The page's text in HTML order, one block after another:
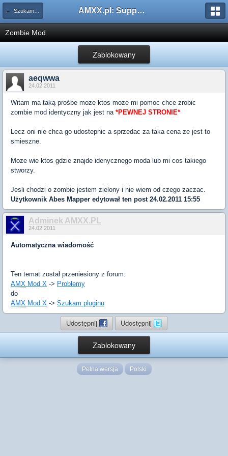
← Szukam pluginu AMXX.pl: Support AMX Mod X i SourceMod
Zombie Mod
Zablokowany
aeqwwa
24.02.2011
Witam ma taką prośbe moze ktos moze mi pomoc chce zrobic
zombie mod identyczny jak jest na *PEWNEJ STRONIE*
Lecz oni nie chca go udostepnic a sprzedac za taka cena ze jest to
smieszne.
Moze wie ktos gdzie znajde idenycznego moda lub mi cos takiego
stworzy.
Jesli chodzi o zombie jestem zielony i nie wiem od czego zaczac.
Użytkownik Abes Mapper edytował ten post 24.02.2011 15:55
Adminek AMXX.PL
24.02.2011
Automatyczna wiadomość
Ten temat został przeniesiony z forum:
AMX Mod X -> Problemy
do
AMX Mod X -> Szukam pluginu
Udostępnij Udostępnij
Zablokowany
Pełna wersja Polski